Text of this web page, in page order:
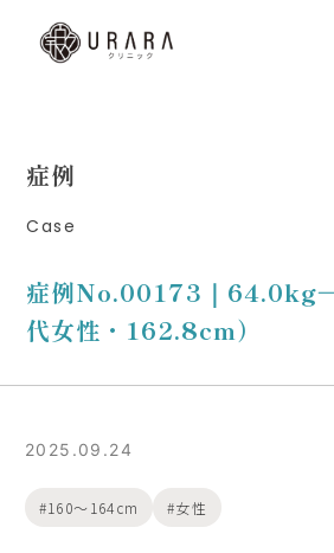
症例
Case
症例No.00173｜
代女性・162.8cm）
2025.09.24
160〜164cm 女性